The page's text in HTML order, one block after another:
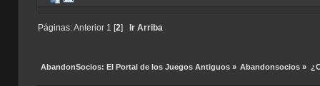
Páginas:Anterior 1 2] Ir Arriba
AbandonSocios: El Portal de los Juegos Antiguos» Abandonsocios »